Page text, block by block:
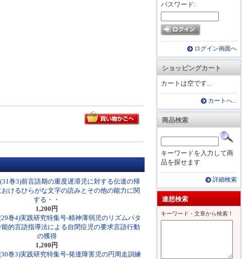
パスワード:
ログイン画面へ
ショッピングカート
カートは空です...
カートへ...
商品検索
キーワードを入力して商
品を探せます
詳細検索
連想検索
キーワード・文章から検索！
巻3)前言語期の重度遅滞児に対する伝達の帰
けるひらがな文字の読みとその他の能力に関
する・・
1,200円
巻4)実践研究特集号-精神薄弱児のリズムパタ
的言語指導法による自閉症児の要求言語行動
の獲得
1,200円
巻3)実践研究特集号-発達障害児の円周走訓練